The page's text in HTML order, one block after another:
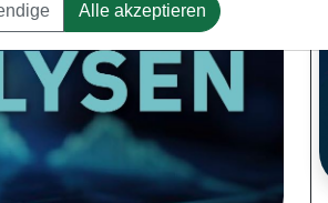
Alle akzeptieren